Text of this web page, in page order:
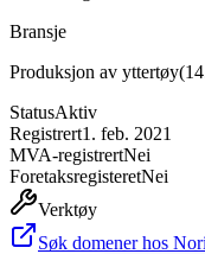
Bransje
Produksjon av yttertøy(
StatusAktiv
Registrert1. feb. 2021
MVA-registrertNei
ForetaksregisteretNei
Verktøy
Søk domener hos